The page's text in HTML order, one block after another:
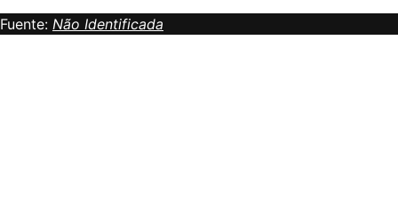
Fuente: Não Identificada